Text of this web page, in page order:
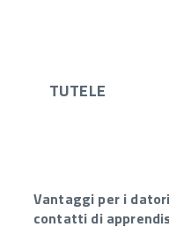
TUTELE
Vantaggi per i
contatti di